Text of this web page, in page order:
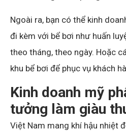
Ngoài ra, bạn có thể kinh
đi kèm với bể bơi như huấn
theo tháng, theo ngày. Hoặc
khu bể bơi để phục vụ khách
Kinh doanh mỹ
tưởng làm giàu
Việt Nam mang khí hậu nhiệt